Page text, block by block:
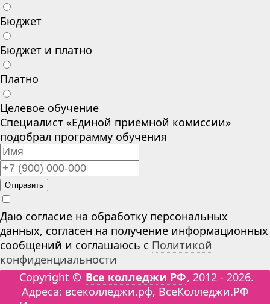
Бюджет
Бюджет и платно
Платно
Целевое обучение
Специалист «Единой приёмной комиссии»
подобрал программу обучения
Отправить
Даю согласие на обработку персональных
данных, согласен на получение информационных
сообщений и соглашаюсь с Политикой
конфиденциальности
Copyright © Все колледжи РФ, 2012 - 2026.
Адреса: всеколледжи.рф, ВсеКолледжи.РФ